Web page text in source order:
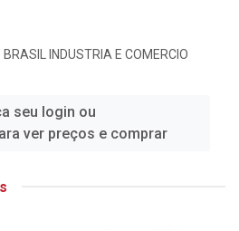
BRASIL INDUSTRIA E COMERCIO
seu login ou
ver preços e comprar